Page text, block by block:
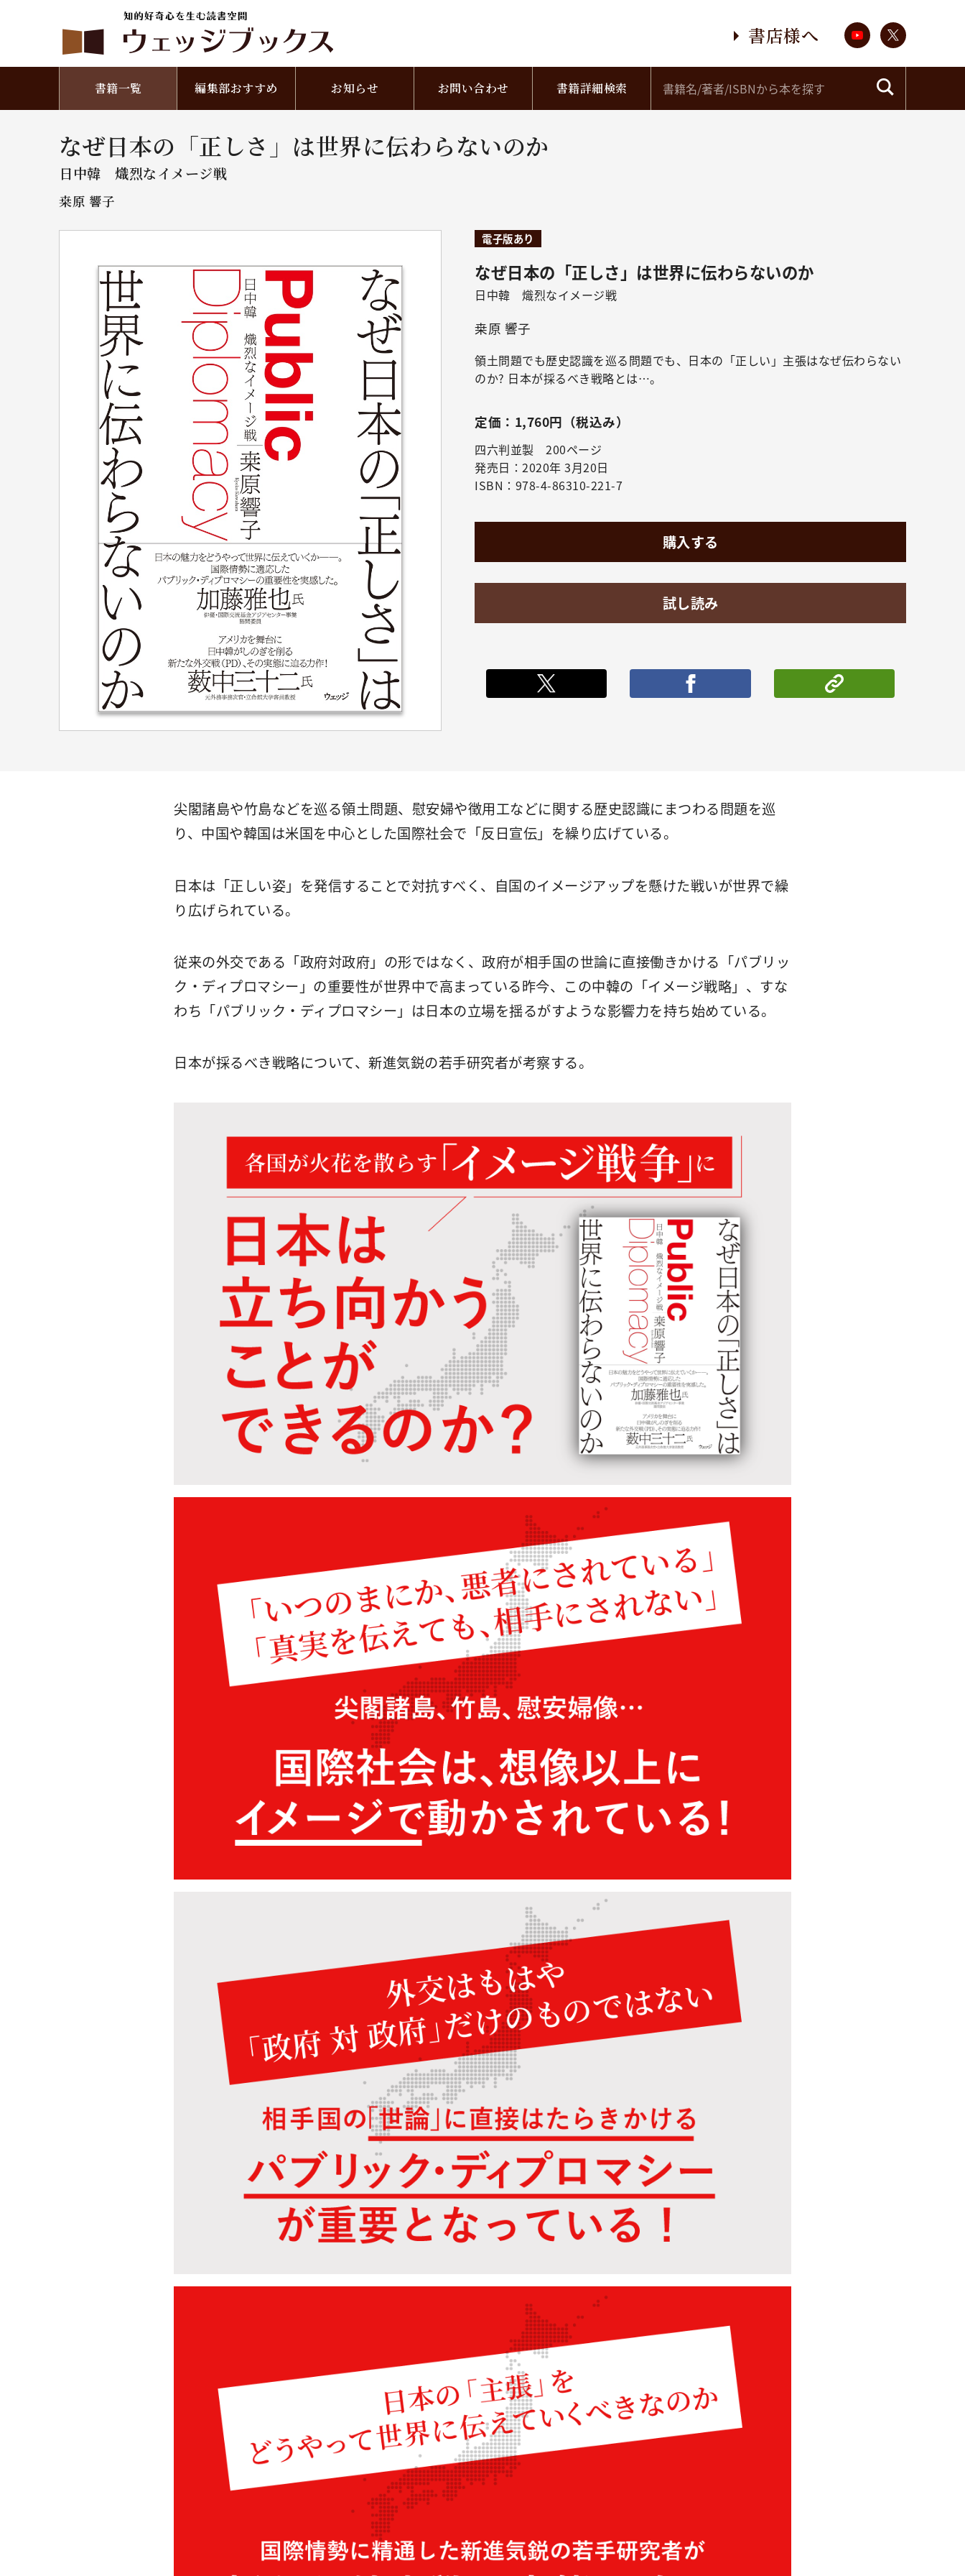
書店様へ
書籍一覧 編集部おすすめ お知らせ お問い合わせ 書籍詳細検索
なぜ日本の「正しさ」は世界に伝わらないのか
日中韓 熾烈なイメージ戦
桒原 響子
電子版あり
なぜ日本の「正しさ」は世界に伝わらないのか
日中韓 熾烈なイメージ戦
桒原 響子
領土問題でも歴史認識を巡る問題でも、日本の「正しい」主張はなぜ伝わらない
のか? 日本が採るべき戦略とは…。
定価：1,760円（税込み）
四六判並製 200ページ
発売日：2020年 3月20日
ISBN：978-4-86310-221-7
購入する
試し読み
ポストする シェアする
尖閣諸島や竹島などを巡る領土問題、慰安婦や徴用工などに関する歴史認識にまつわる問題を巡
り、中国や韓国は米国を中心とした国際社会で「反日宣伝」を繰り広げている。
日本は「正しい姿」を発信することで対抗すべく、自国のイメージアップを懸けた戦いが世界で繰
り広げられている。
従来の外交である「政府対政府」の形ではなく、政府が相手国の世論に直接働きかける「パブリッ
ク・ディプロマシー」の重要性が世界中で高まっている昨今、この中韓の「イメージ戦略」、すな
わち「パブリック・ディプロマシー」は日本の立場を揺るがすような影響力を持ち始めている。
日本が採るべき戦略について、新進気鋭の若手研究者が考察する。